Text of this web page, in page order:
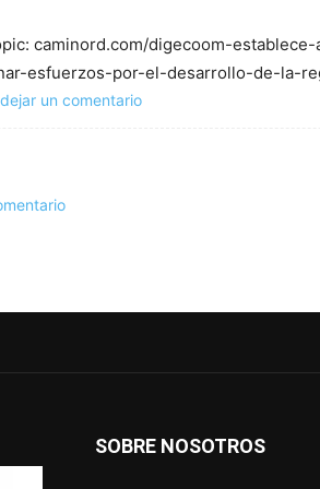
caminord.com/digecoom-
esfuerzos-por-el-desarrollo-de-la-
un comentario
SOBRE NOSOTROS